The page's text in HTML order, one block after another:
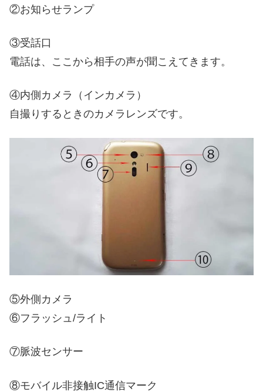
②お知らせランプ
③受話口
電話は、ここから相手の声が聞こえてきます。
④内側カメラ（インカメラ）
自撮りするときのカメラレンズです。
⑤外側カメラ
⑥フラッシュ/ライト
⑦脈波センサー
⑧モバイル非接触IC通信マーク